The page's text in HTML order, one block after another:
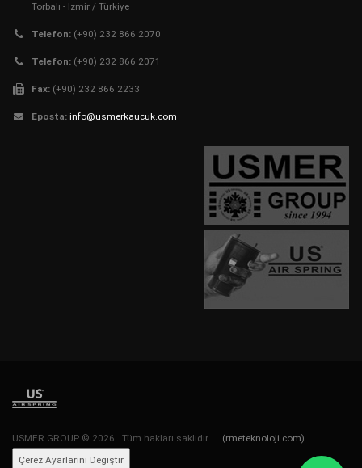
Torbalı - İzmir / Türkiye
Telefon: (+90) 232 866 2070
Telefon: (+90) 232 866 2071
Fax: (+90) 232 866 2233
Eposta: info@usmerkaucuk.com
USMER GROUP © 2026. Tüm hakları saklıdır. (rmeteknoloji.com)
Çerez Ayarlarını Değiştir